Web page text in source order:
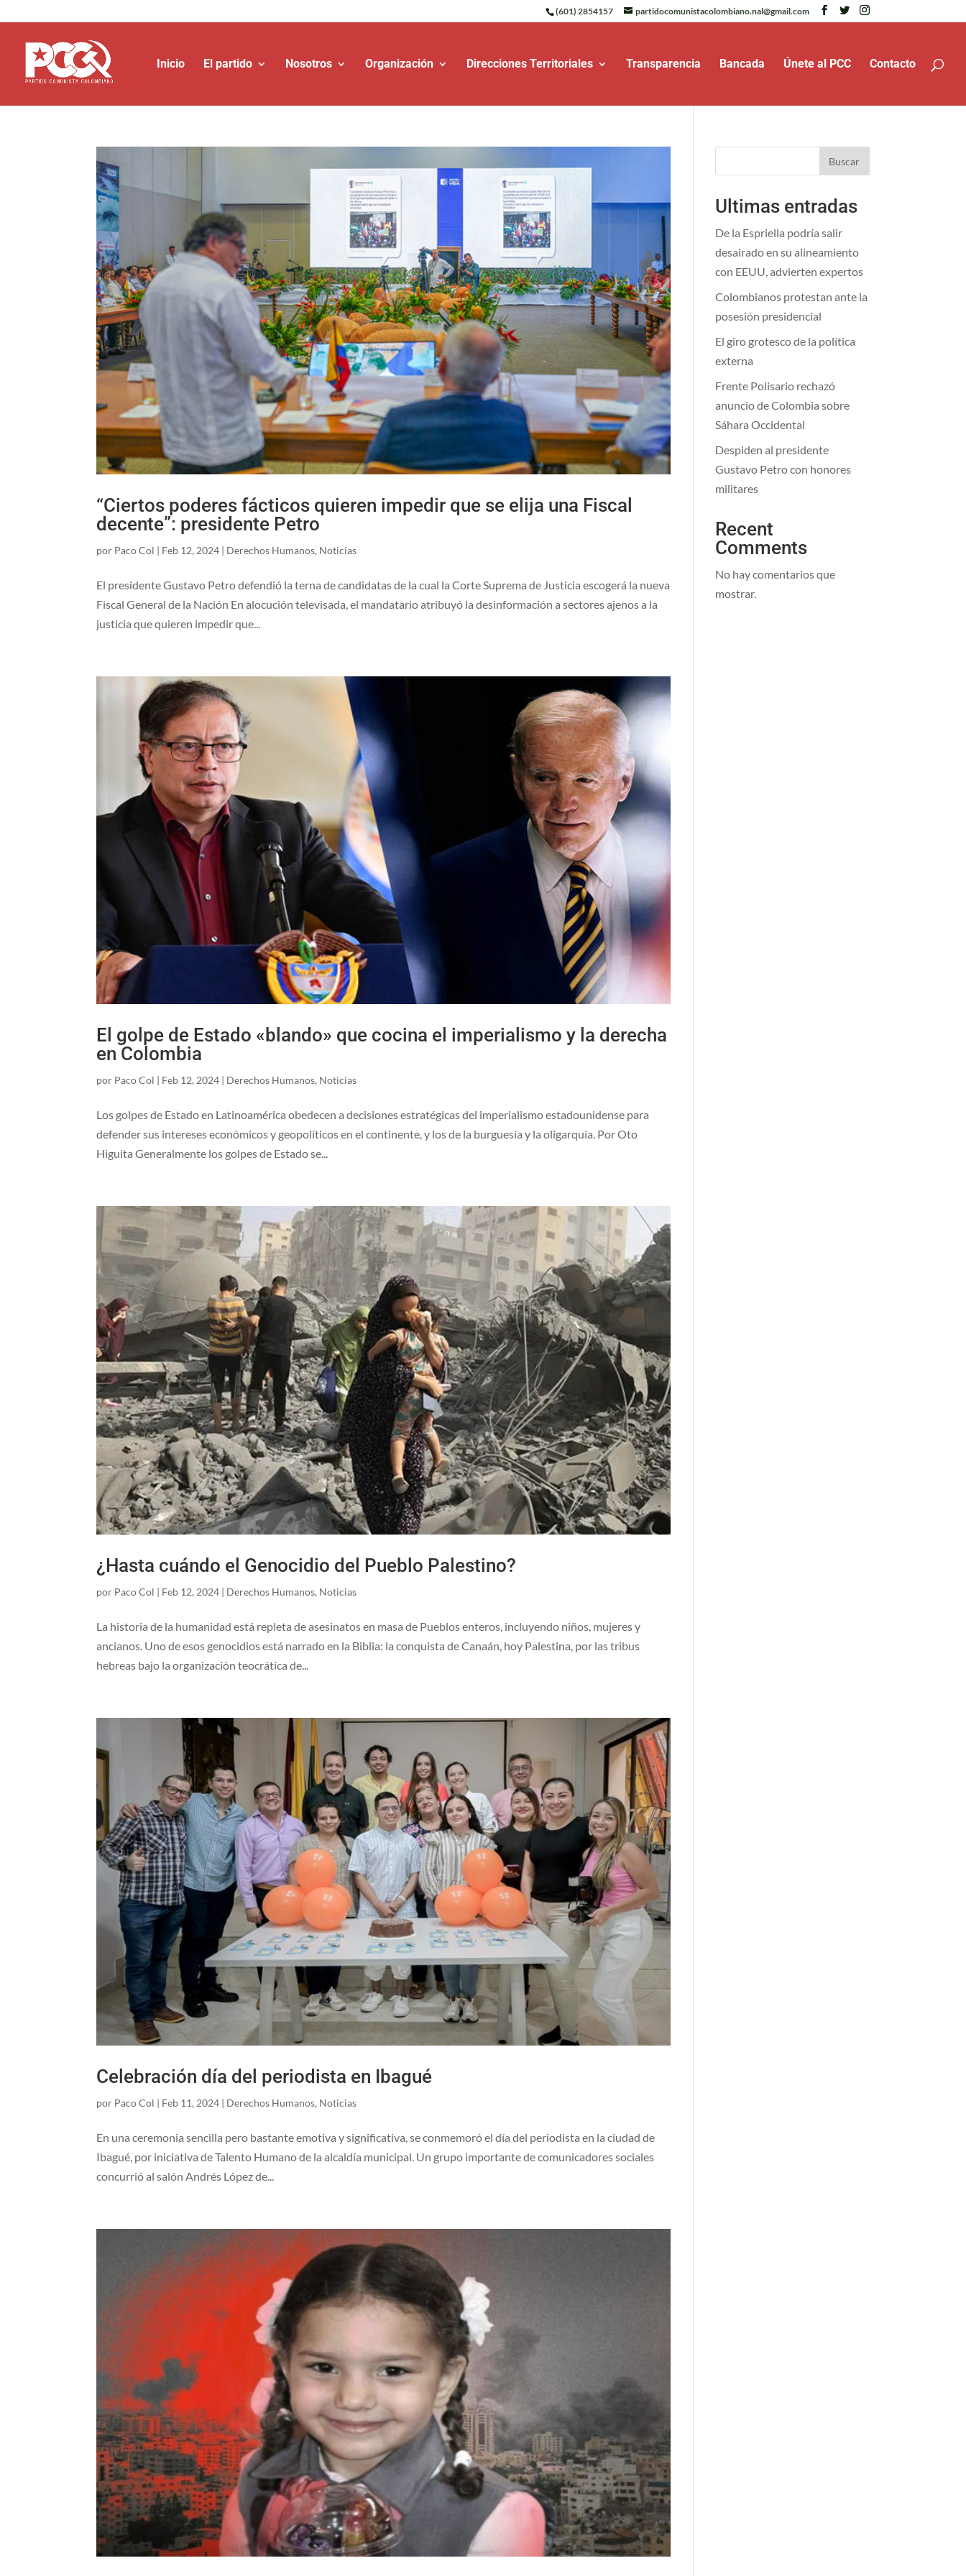
(601) 2854157 partidocomunistacolombiano.nal@gmail.com
Inicio El partido Nosotros Organización Direcciones Territoriales Transparencia Bancada Únete al PCC Contacto
“Ciertos poderes fácticos quieren impedir que se elija una Fiscal
decente”: presidente Petro
por Paco Col | Feb 12, 2024 | Derechos Humanos, Noticias
El presidente Gustavo Petro ​defendió la terna de candidatas de la cual la Corte Suprema de Justicia escogerá la nueva
Fiscal General de la Nación En alocución televisada, el mandatario atribuyó la desinformación a sectores ajenos a la
justicia que quieren impedir que...
El golpe de Estado «blando» que cocina el imperialismo y la derecha
en Colombia
por Paco Col | Feb 12, 2024 | Derechos Humanos, Noticias
Los golpes de Estado en Latinoamérica obedecen a decisiones estratégicas del imperialismo estadounidense para
defender sus intereses económicos y geopolíticos en el continente, y los de la burguesía y la oligarquía. Por Oto
Higuita Generalmente los golpes de Estado se...
¿Hasta cuándo el Genocidio del Pueblo Palestino?
por Paco Col | Feb 12, 2024 | Derechos Humanos, Noticias
La historia de la humanidad está repleta de asesinatos en masa de Pueblos enteros, incluyendo niños, mujeres y
ancianos. Uno de esos genocidios está narrado en la Biblia: la conquista de Canaán, hoy Palestina, por las tribus
hebreas bajo la organización teocrática de...
Celebración día del periodista en Ibagué
por Paco Col | Feb 11, 2024 | Derechos Humanos, Noticias
En una ceremonia sencilla pero bastante emotiva y significativa, se conmemoró el día del periodista en la ciudad de
Ibagué, por iniciativa de Talento Humano de la alcaldía municipal. Un grupo importante de comunicadores sociales
concurrió al salón Andrés López de...
Buscar
Ultimas entradas
De la Espriella podría salir
desairado en su alineamiento
con EEUU, advierten expertos
Colombianos protestan ante la
posesión presidencial
El giro grotesco de la política
externa
Frente Polisario rechazó
anuncio de Colombia sobre
Sáhara Occidental
Despiden al presidente
Gustavo Petro con honores
militares
Recent
Comments
No hay comentarios que
mostrar.